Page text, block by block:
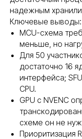
надежным
Ключевые выводы:
MCU-схема
меньше, но
Для 50
достаточно 16
интерфейса;
CPU.
GPU с NVENC
схеме он не
Приоритизация
Сетевое оборудование
Пользовательское
Системы безопасности и
Политика конфиденциальности
ОГРН: 1233500000502
Адрес: 160001, Вологодская
Вологда, город Вологда, улица
© 2026 ООО «Торговая
защищены. Serverzilla —
«ТКТД»
Сделано в Rhino